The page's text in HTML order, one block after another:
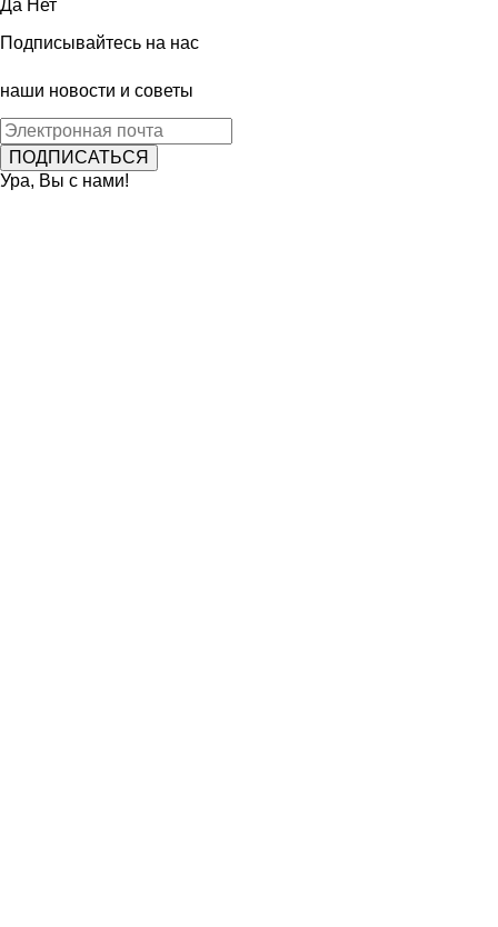
Да Нет
Подписывайтесь на нас
наши новости и советы
Ура, Вы с нами!